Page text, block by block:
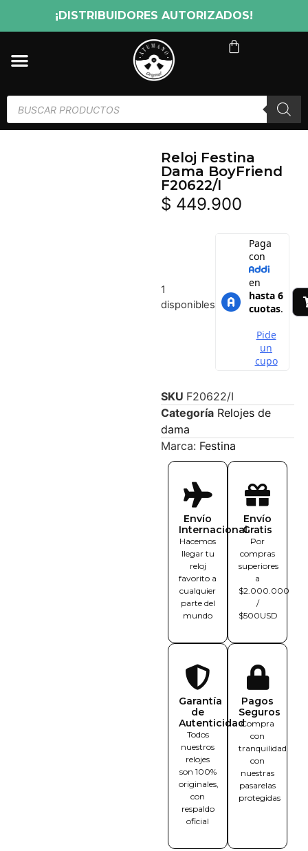
¡DISTRIBUIDORES AUTORIZADOS!
Reloj Festina
Dama BoyFriend
F20622/I
$ 449.900
1
disponibles
SKU F20622/I
Categoría Relojes de
dama
Marca: Festina
Envío
Internacional
Hacemos
llegar tu
reloj
favorito a
cualquier
parte del
mundo
Envío
Gratis
Por
compras
superiores
a
$2.000.000
/
$500USD
Garantía
de
Autenticidad
Todos
nuestros
relojes
son 100%
originales,
con
respaldo
oficial
Pagos
Seguros
Compra
con
tranquilidad
con
nuestras
pasarelas
protegidas